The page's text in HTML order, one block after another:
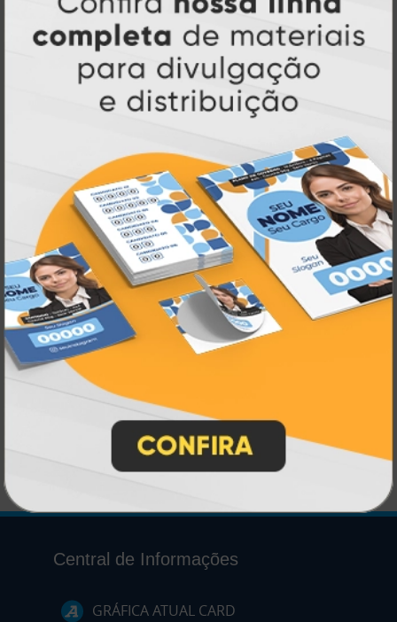
Wind Banner
R$ 208,00
Central de Informações
GRÁFICA ATUAL CARD